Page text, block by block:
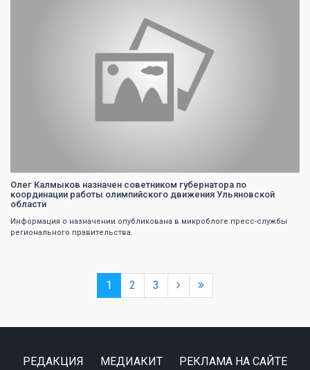
Олег Калмыков назначен советником губернатора по
координации работы олимпийского движения Ульяновской
области
Информация о назначении опубликована в микроблоге пресс-службы
регионального правительства.
1 2 3
РЕДАКЦИЯ МЕДИАКИТ
РЕКЛАМА НА САЙТЕ